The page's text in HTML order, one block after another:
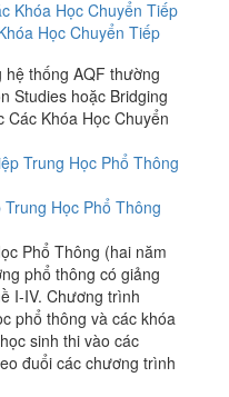
Học Chuyển Tiếp
thống AQF thường
Studies hoặc Bridging
Các Khóa Học Chuyển
Học Phổ Thông
Phổ Thông (hai năm
phổ thông có giảng
I-IV. Chương trình
phổ thông và các khóa
sinh thi vào các
đuổi các chương trình